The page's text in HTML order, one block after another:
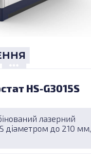
HS-G3015S
лазерний
діаметром до 210 мм,